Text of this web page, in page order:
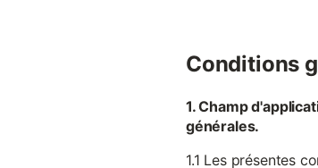
Conditions
1. Champ
générales.
1.1 Les présentes